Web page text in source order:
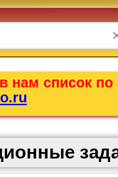
нам список по